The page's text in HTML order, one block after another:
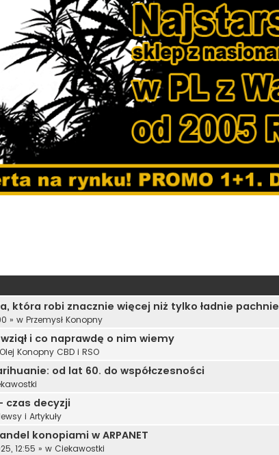
która robi znacznie więcej niż tylko ładnie pachnie
» w Przemysł Konopny
i co naprawdę o nim wiemy
Olej Konopny CBD i RSO
od lat 60. do współczesności
czas decyzji
i Artykuły
konopiami w ARPANET
12:55 » w Ciekawostki